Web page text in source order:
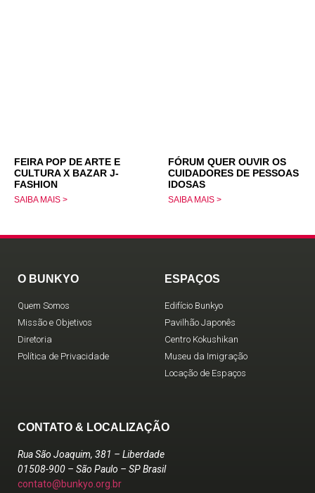
FEIRA POP DE ARTE E
CULTURA X BAZAR J-
FASHION
SAIBA MAIS >
FÓRUM QUER OUVIR OS
CUIDADORES DE PESSOAS
IDOSAS
SAIBA MAIS >
O BUNKYO
Quem Somos
Missão e Objetivos
Diretoria
Política de Privacidade
ESPAÇOS
Edifício Bunkyo
Pavilhão Japonês
Centro Kokushikan
Museu da Imigração
Locação de Espaços
CONTATO & LOCALIZAÇÃO
Rua São Joaquim, 381 – Liberdade
01508-900 – São Paulo – SP Brasil
contato@bunkyo.org.br